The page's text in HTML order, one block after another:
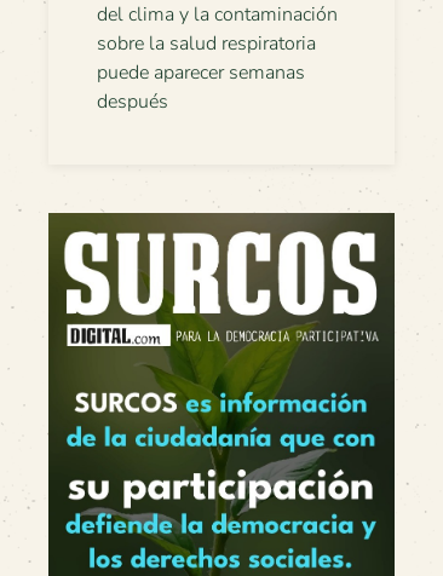
del clima y la contaminación
sobre la salud respiratoria
puede aparecer semanas
después